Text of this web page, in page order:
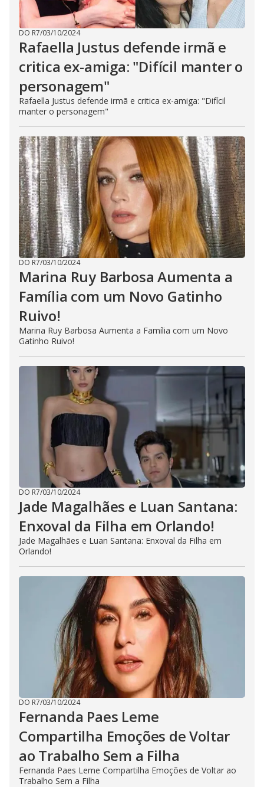
DO R7/03/10/2024
Rafaella Justus defende irmã e
critica ex-amiga: "Difícil manter o
personagem"
Rafaella Justus defende irmã e critica ex-amiga: "Difícil
manter o personagem"
DO R7/03/10/2024
Marina Ruy Barbosa Aumenta a
Família com um Novo Gatinho
Ruivo!
Marina Ruy Barbosa Aumenta a Família com um Novo
Gatinho Ruivo!
DO R7/03/10/2024
Jade Magalhães e Luan Santana:
Enxoval da Filha em Orlando!
Jade Magalhães e Luan Santana: Enxoval da Filha em
Orlando!
DO R7/03/10/2024
Fernanda Paes Leme
Compartilha Emoções de Voltar
ao Trabalho Sem a Filha
Fernanda Paes Leme Compartilha Emoções de Voltar ao
Trabalho Sem a Filha